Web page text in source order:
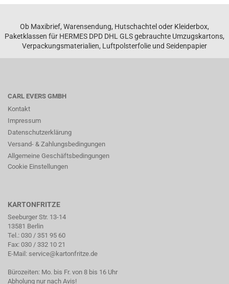
Ob Maxibrief, Warensendung, Hutschachtel oder Kleiderbox,
Paketklassen für HERMES DPD DHL GLS gebrauchte Umzugskartons,
Verpackungsmaterialien, Luftpolsterfolie und Seidenpapier
CARL EVERS GMBH
Kontakt
Impressum
Datenschutzerklärung
Versand- & Zahlungsbedingungen
Allgemeine Geschäftsbedingungen
Cookie Einstellungen
KARTONFRITZE
Seeburger Str. 13-14
13581 Berlin
Tel.: 030 / 351 95 60
Fax: 030 / 332 10 21
E-Mail: service@kartonfritze.de
Bürozeiten: Mo. bis Fr. von 8 bis 16 Uhr
Abholung nur nach Avis!